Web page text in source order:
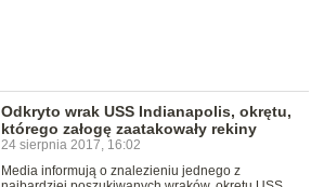
Odkryto wrak USS Indianapolis, okrętu,
którego załogę zaatakowały rekiny
24 sierpnia 2017, 16:02
Media informują o znalezieniu jednego z